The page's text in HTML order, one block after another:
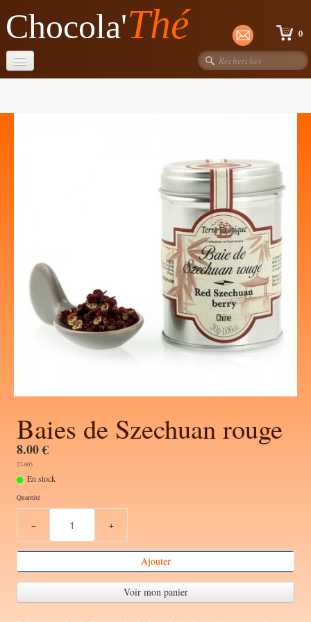
Chocola'Thé 0
Chocolats
Baies de Szechuan rouge
8.00 €
27-003
En stock
Quantité
− +
Ajouter
Voir mon panier